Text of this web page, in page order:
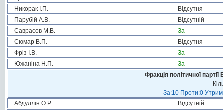
Никорак І.П.
Відсутня
Парубій А.В.
Відсутній
Саврасов М.В.
За
Сюмар В.П.
Відсутня
Фріз І.В.
За
Южаніна Н.П.
За
Фракція політичної
За:10 Проти:0
Абдуллін О.Р.
Відсутній